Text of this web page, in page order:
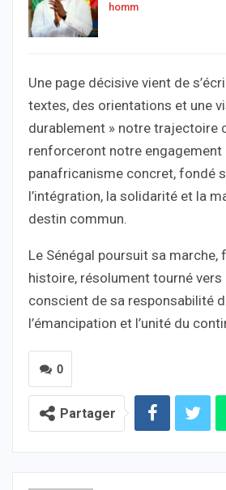
homm
Une page décisive vient de
textes, des orientations et une
durablement » notre trajectoire
renforceront notre engagement
panafricanisme concret, fondé
l’intégration, la solidarité et la
destin commun.
Le Sénégal poursuit sa marche,
histoire, résolument tourné vers
conscient de sa responsabilité
l’émancipation et l’unité du
0
Partager